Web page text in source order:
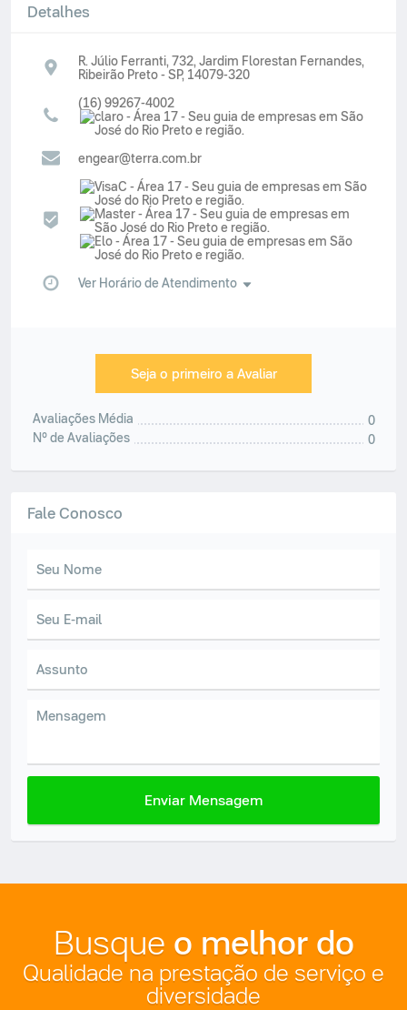
Detalhes
R. Júlio Ferranti, 732, Jardim Florestan Fernandes,
Ribeirão Preto - SP, 14079-320
(16) 99267-4002
engear@terra.com.br
Ver Horário de Atendimento
Seja o primeiro a Avaliar
0
Avaliações Média
0
Nº de Avaliações
Fale Conosco
Enviar Mensagem
Busque o melhor do
Qualidade na prestação de serviço e
diversidade